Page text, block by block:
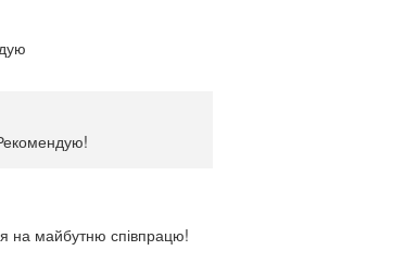
на майбутню співпрацю!